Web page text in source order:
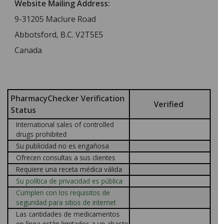
Website Mailing Address:
9-31205 Maclure Road
Abbotsford, B.C. V2T5E5
Canada
PharmacyChecker Verification
Status
Verified
International sales of controlled
drugs prohibited
Su publicidad no es engañosa
Ofrecen consultas a sus clientes
Requiere una receta médica válida
Su política de privacidad es pública
Cumplen con los requisitos de
seguridad para sitios de internet
Las cantidades de medicamentos